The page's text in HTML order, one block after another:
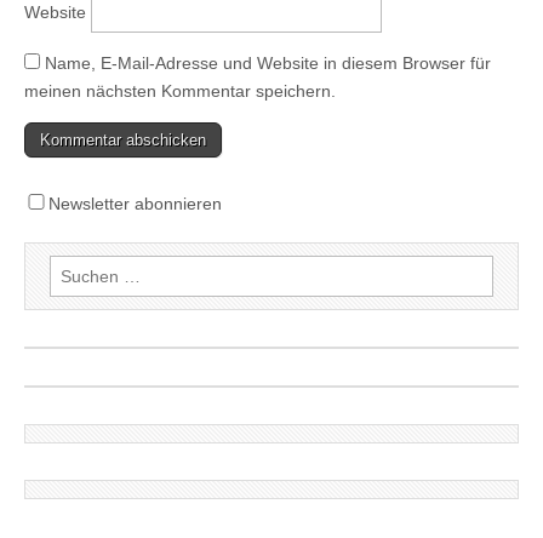
Website
Name, E-Mail-Adresse und Website in diesem Browser für
meinen nächsten Kommentar speichern.
Newsletter abonnieren
Suchen
nach: